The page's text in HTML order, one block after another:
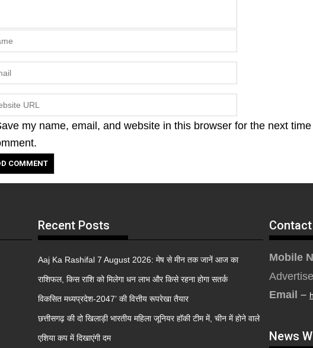
my name, email, and website in this browser for the next time
Recent Posts
Aaj Ka Rashifal 7 August 2026: मेष से मीन तक जानें आज का
राशिफल, किस राशि को मिलेगा धन लाभ और किसे रहना होगा सतर्क
विकसित मध्यप्रदेश-2047’ की वित्तीय रूपरेखा तैयार
छत्तीसगढ़ की दो खिलाड़ी भारतीय महिला जूनियर हॉकी टीम में, चीन में होने वाले
एशिया कप में दिखाएंगी दम
Mobile
Email –
News